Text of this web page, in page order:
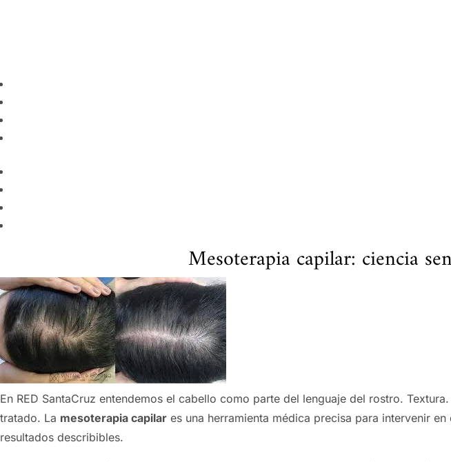
Mesoterapia capilar: ciencia
En RED SantaCruz entendemos el cabello como parte del lenguaje del rostro.
tratado. La mesoterapia capilar es una herramienta médica precisa para intervenir
resultados describibles.